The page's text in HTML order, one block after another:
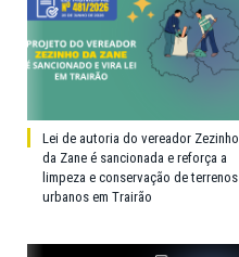
Lei de autoria do vereador Zezinho
da Zane é sancionada e reforça a
limpeza e conservação de terrenos
urbanos em Trairão